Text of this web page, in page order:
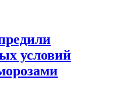
условий